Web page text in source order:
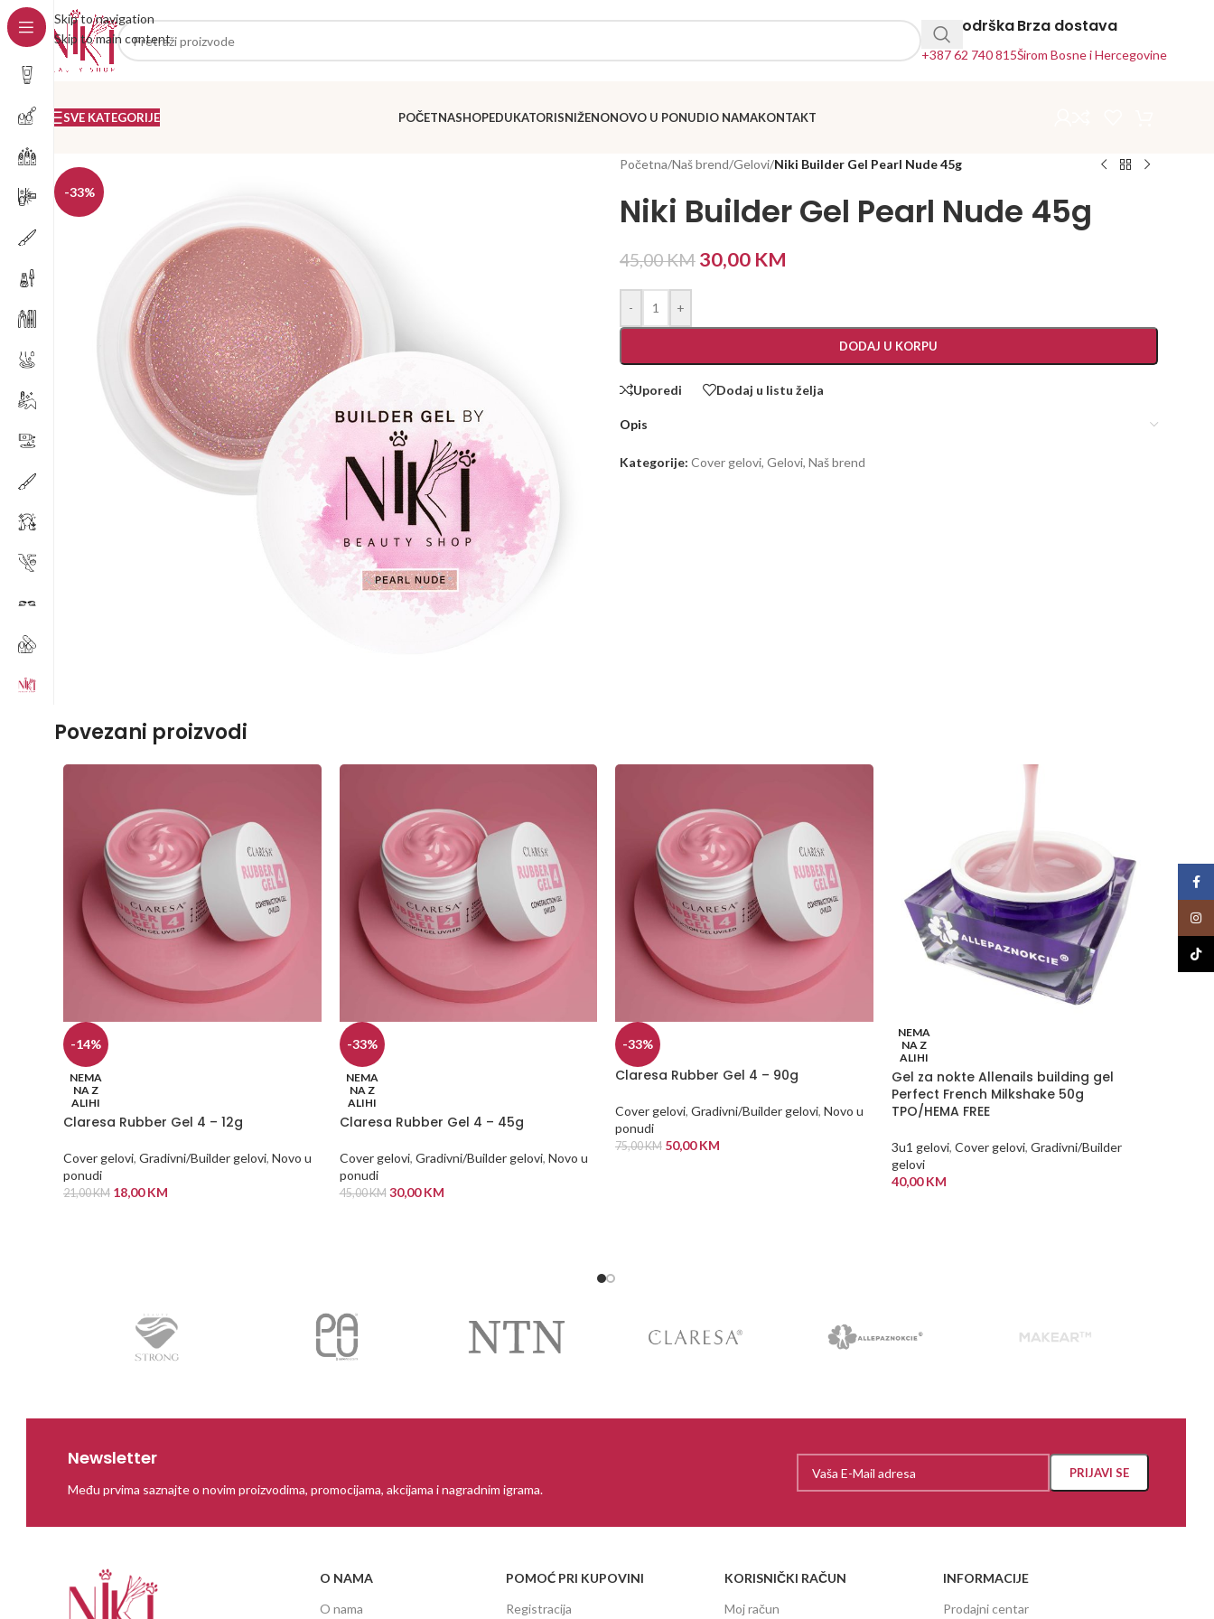
Skip to navigation
Skip to main content
24h Podrška
+387 62 740 815
Brza dostava
Širom Bosne i Hercegovine
SVE KATEGORIJE POČETNASHOPEDUKATORISNIŽENONOVO U PONUDIO NAMAKONTAKT
-33%
Početna/Naš brend/Gelovi/Niki Builder Gel Pearl Nude 45g
Niki Builder Gel Pearl Nude 45g
45,00KM 30,00 KM
- +
DODAJ U KORPU
Uporedi Dodaj u listu želja
Opis
Kategorije: Cover gelovi, Gelovi, Naš brend
Povezani proizvodi
-14%
NEMA
NA Z
ALIHI
Claresa Rubber Gel 4 – 12g
Cover gelovi, Gradivni/Builder gelovi, Novo u
ponudi
21,00KM 18,00KM
-33%
NEMA
NA Z
ALIHI
Claresa Rubber Gel 4 – 45g
Cover gelovi, Gradivni/Builder gelovi, Novo u
ponudi
45,00KM 30,00KM
-33%
Claresa Rubber Gel 4 – 90g
Cover gelovi, Gradivni/Builder gelovi, Novo u
ponudi
75,00KM 50,00KM
NEMA
NA Z
ALIHI
Gel za nokte Allenails building gel
Perfect French Milkshake 50g
TPO/HEMA FREE
3u1 gelovi, Cover gelovi, Gradivni/Builder
gelovi
40,00KM
Newsletter
Među prvima saznajte o novim proizvodima, promocijama, akcijama i nagradnim igrama.
O NAMA
O nama
POMOĆ PRI KUPOVINI
Registracija
KORISNIČKI RAČUN
Moj račun
INFORMACIJE
Prodajni centar